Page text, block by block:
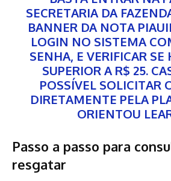
SECRETARIA DA
BANNER DA NOTA
LOGIN NO SISTEMA
SENHA, E VERIFICAR SE
SUPERIOR A R$ 25.
POSSÍVEL SOLICITAR
DIRETAMENTE PELA
ORIENTOU
Passo a passo para
resgatar